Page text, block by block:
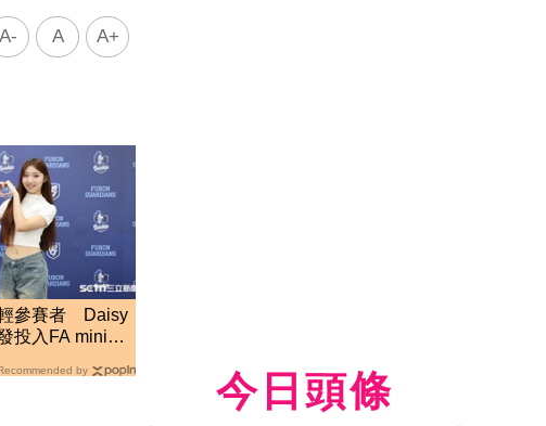
A- A A+
參賽者 Daisy
投入FA mini徵
by 今日頭條